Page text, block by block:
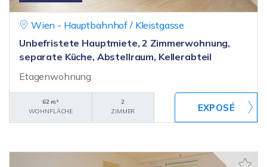
Wien - Hauptbahnhof / Kleistgasse
Unbefristete Hauptmiete, 2 Zimmerwohnung,
separate Küche, Abstellraum, Kellerabteil
Etagenwohnung
62 m²
WOHNFLÄCHE
2
ZIMMER